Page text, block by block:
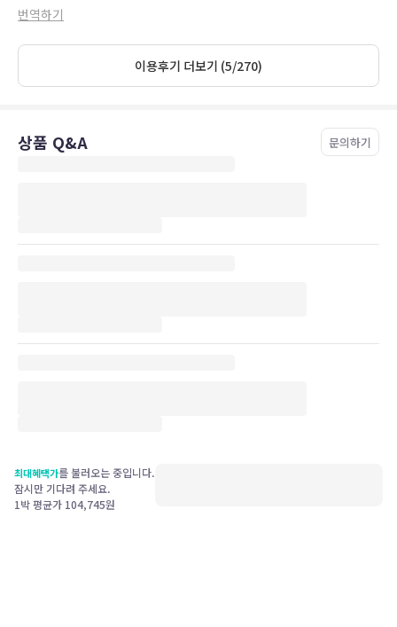
번역하기
이용후기 더보기 (5/270)
상품 Q&A 문의하기
최대혜택가를 불러오는 중입니다.
잠시만 기다려 주세요.
1박 평균가 104,745원